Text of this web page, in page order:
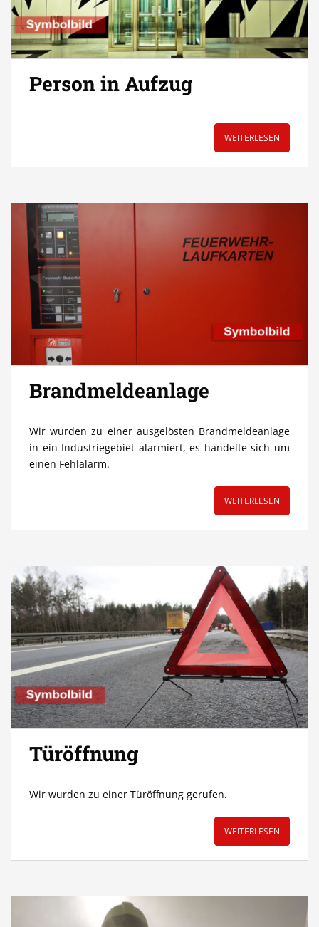
Person in Aufzug
WEITERLESEN
Brandmeldeanlage
Wir wurden zu einer ausgelösten Brandmeldeanlage
in ein Industriegebiet alarmiert, es handelte sich um
einen Fehlalarm.
WEITERLESEN
Türöffnung
Wir wurden zu einer Türöffnung gerufen.
WEITERLESEN